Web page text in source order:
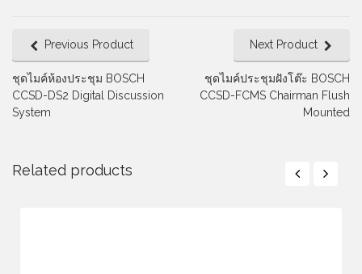
Previous Product
ชุดไมค์ห้องประชุม BOSCH
CCSD-DS2 Digital Discussion
System
Next Product
ชุดไมค์ประชุมฝังโต๊ะ BOSCH
CCSD-FCMS Chairman Flush
Mounted
Related products